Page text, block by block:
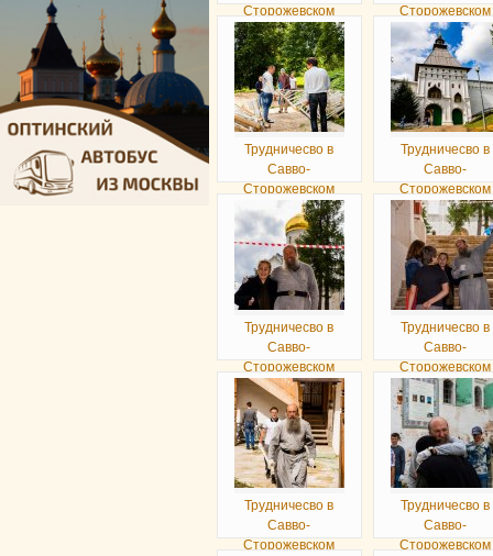
Сторожевском
монастыре
Сторожевском
монастыре
Трудничесво в
Савво-
Сторожевском
монастыре
Трудничесво в
Савво-
Сторожевском
монастыре
Трудничесво в
Савво-
Сторожевском
монастыре
Трудничесво в
Савво-
Сторожевском
монастыре
Трудничесво в
Савво-
Сторожевском
Трудничесво в
Савво-
Сторожевском